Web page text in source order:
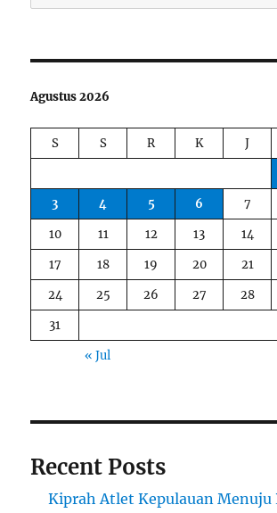
Agustus 2026
S S R K J
3
4 5 6 7
10
11 12 13 14
17
18 19 20 21
24
25 26 27 28
31
« Jul
Recent Posts
Kiprah Atlet Kepulauan Menuju